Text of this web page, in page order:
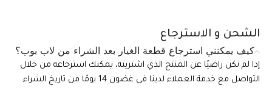
الشحن و الاسترجاع
كيف يمكنني استرجاع قطعة الغيار بعد الشراء من لاب بوب؟
إذا لم تكن راضيًا عن المنتج الذي اشتريته، يمكنك استرجاعه من خلال
التواصل مع خدمة العملاء لدينا في غضون 14 يومًا من تاريخ الشراء.